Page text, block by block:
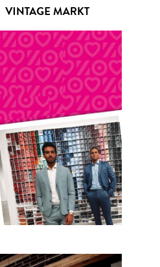
VINTAGE MARKT